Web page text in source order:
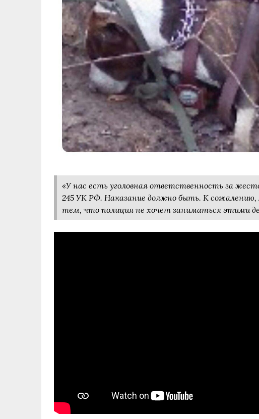
«У нас есть уголовная ответственность за
245 УК РФ. Наказание должно быть. К сожалению,
тем, что полиция не хочет заниматься этими